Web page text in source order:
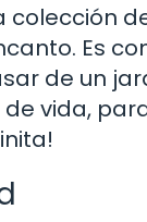
colección
Es
de un
vida,